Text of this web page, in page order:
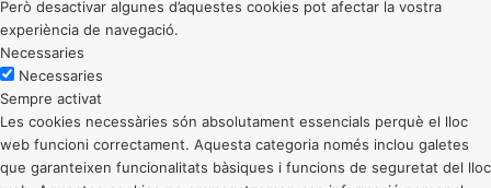
Però desactivar algunes d’aquestes cookies pot afectar la vostra
experiència de navegació.
Necessaries
Necessaries
Sempre activat
Les cookies necessàries són absolutament essencials perquè el lloc
web funcioni correctament. Aquesta categoria només inclou galetes
que garanteixen funcionalitats bàsiques i funcions de seguretat del lloc